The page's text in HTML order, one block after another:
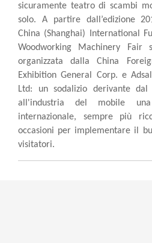
sicuramente teatro di scambi
solo. A partire dall’edizione
China (Shanghai) International
Woodworking Machinery Fair
organizzata dalla China
Exhibition General Corp. e
Ltd: un sodalizio derivante
all'industria del mobile
internazionale, sempre più
occasioni per implementare il
visitatori.